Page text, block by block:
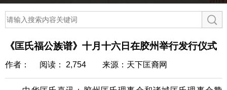
《匡氏福公族谱》十月十六日在胶州举行发行仪式
作者： 阅读： 2,754 来源：天下匡裔网